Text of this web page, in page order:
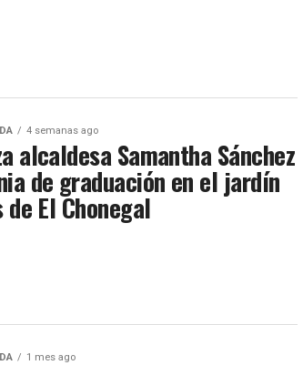
4 semanas ago
alcaldesa Samantha Sánchez
de graduación en el jardín
El Chonegal
1 mes ago